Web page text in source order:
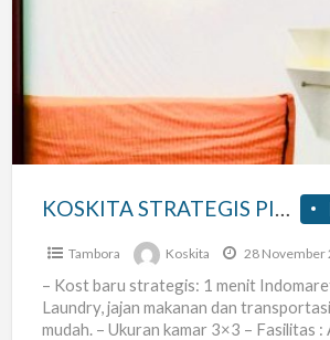
SAWAH
LIO
II,
KOSKITA STRATEGIS PINGGIR JALAN SAWAH LIO II, Tambora
Tambora Koskita 28 November
– Kost baru strategis: 1 menit
Laundry, jajan makanan dan
mudah. – Ukuran kamar 3×3 – Fasilitas :